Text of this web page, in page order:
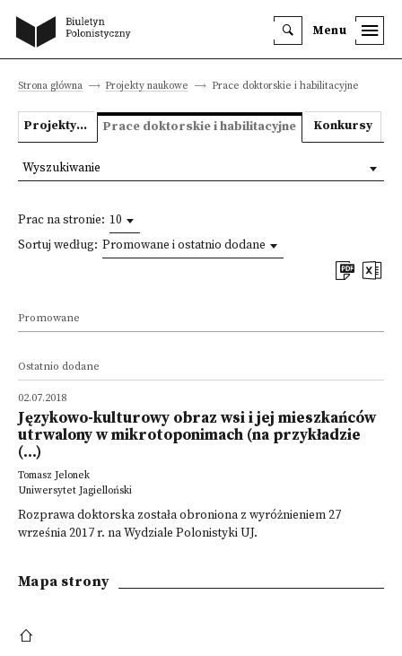
Menu
Strona główna Projekty naukowe Prace doktorskie i habilitacyjne
Projekty badawcze Prace doktorskie i habilitacyjne Konkursy
Prac na stronie: 10
Sortuj według: Promowane i ostatnio dodane
Promowane
Ostatnio dodane
02.07.2018
Językowo-kulturowy obraz wsi i jej mieszkańców
utrwalony w mikrotoponimach (na przykładzie
(...)
Tomasz Jelonek
Uniwersytet Jagielloński
Rozprawa doktorska została obroniona z wyróżnieniem 27
września 2017 r. na Wydziale Polonistyki UJ.
Wyszukiwanie
Mapa strony